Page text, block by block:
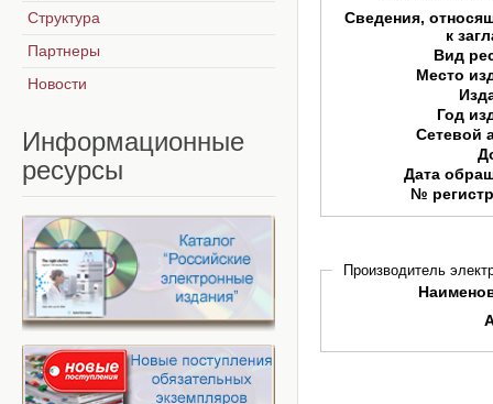
Сведения,
к
Вид
Место
Год
Сетевой
Дата
№
Производитель
Структура
Партнеры
Новости
Информационные
ресурсы